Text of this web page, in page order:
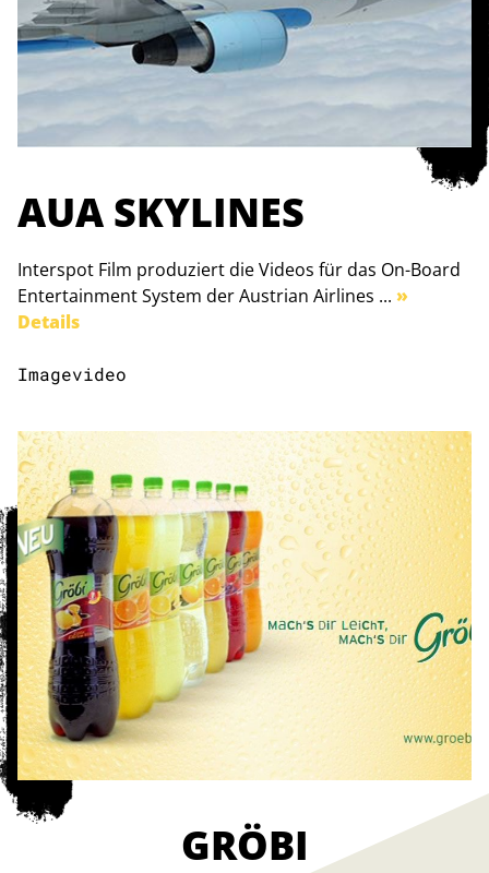
AUA SKYLINES
Interspot Film produziert die Videos für das On-Board
Entertainment System der Austrian Airlines ... »
Details
Imagevideo
GRÖBI